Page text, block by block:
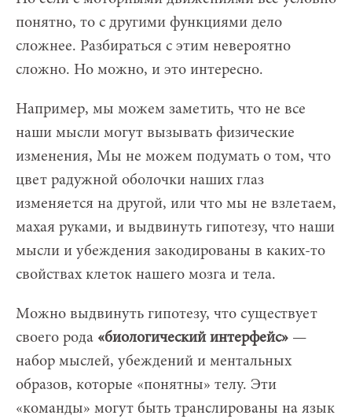
понятно, то с другими функциями дело
сложнее. Разбираться с этим невероятно
сложно. Но можно, и это интересно.
Например, мы можем заметить, что не все
наши мысли могут вызывать физические
изменения, Мы не можем подумать о том, что
цвет радужной оболочки наших глаз
изменяется на другой, или что мы не взлетаем,
махая руками, и выдвинуть гипотезу, что наши
мысли и убеждения закодированы в каких-то
свойствах клеток нашего мозга и тела.
Можно выдвинуть гипотезу, что существует
своего рода «биологический интерфейс» —
набор мыслей, убеждений и ментальных
образов, которые «понятны» телу. Эти
«команды» могут быть транслированы на язык